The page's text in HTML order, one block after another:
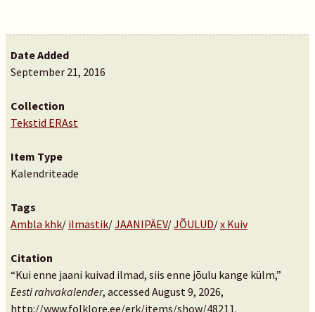
Date Added
September 21, 2016
Collection
Tekstid ERAst
Item Type
Kalendriteade
Tags
Ambla khk/ ilmastik/JAANIPÄEV/JÕULUD/x Kuiv
Citation
“Kui enne jaani kuivad ilmad, siis enne jõulu kange külm,”
Eesti rahvakalender, accessed August 9, 2026,
http://www.folklore.ee/erk/items/show/48211.